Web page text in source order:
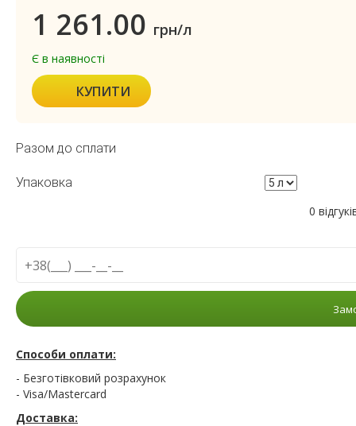
1 261.00 грн/л
Є в наявності
КУПИТИ
Разом до сплати
Упаковка
0
Способи оплати:
- Безготівковий розрахунок
- Visa/Mastercard
Доставка: